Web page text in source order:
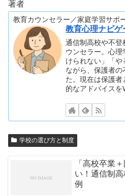
著者
教育カウンセラー／家庭学習サポ
教育心理ナビゲ
通信制高校や不登
ウンセラー。心
けられない」「
ながら、保護者の
た。現在は保護
的なアドバイスを
学校の選び方と制度
「高校卒業
い！通信制
例